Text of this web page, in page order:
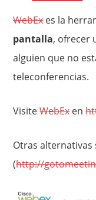
WebExes la
pantalla, ofrecer
alguien que no
teleconferencias.
VisiteWebExen
Otras
(http://